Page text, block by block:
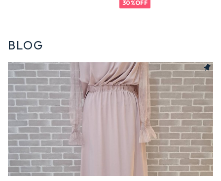
30%OFF
BLOG